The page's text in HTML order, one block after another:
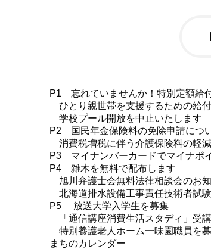
P1 忘れていませんか！特別定額給
ひとり親世帯を支援するための給
学校プール開放を中止いたします
P2 国民年金保険料の免除申請につ
消費税増税に伴う介護保険料の軽
P3 マイナンバーカードでマイナポ
P4 雑木を無料で配布します
旭川弁護士会無料法律相談会のお
北海道排水設備工事責任技術者試
P5 放送大学入学生を募集
「通信講座消費生活スタディ」受
特別養護老人ホーム一味園職員を
まちのカレンダー